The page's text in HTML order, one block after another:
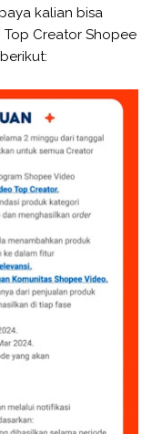
kalian bisa
Creator Shopee